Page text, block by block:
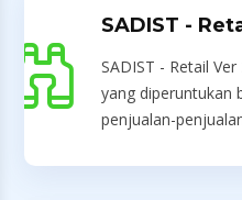
SADIST -
SADIST - Retail
yang diperuntukan
penjualan-